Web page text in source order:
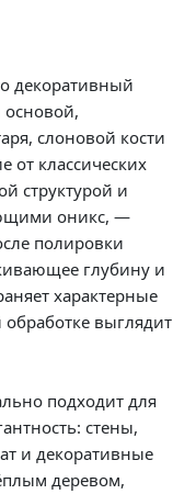
декоративный
основой,
слоновой кости
от классических
структурой и
оникс, —
полировки
глубину и
характерные
выглядит
подходит для
стены,
и декоративные
деревом,